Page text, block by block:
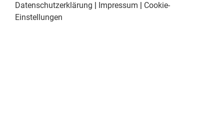
Datenschutzerklärung Impressum
Cookie-
Einstellungen